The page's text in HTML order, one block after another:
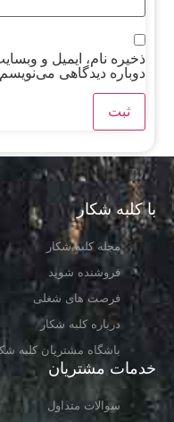
ذخیره نام، ایمیل و
دوباره دیدگاهی
با کلبه شکار
مجله کلبه شکار
فروشنده شوید
فرصت های شغلی
درباره کلبه شکار
باشگاه مشتریان کلبه
خدمات مشتریان
سوالات متداول